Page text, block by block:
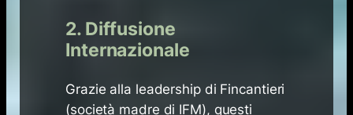
2. Diffusione
Internazionale
Grazie alla leadership di Fincantieri
(società madre di IFM), questi